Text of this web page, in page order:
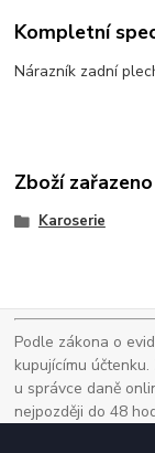
Kompletní
Nárazník zadní
Zboží
Karoserie
Podle zákona o
kupujícímu
u správce daně
nejpozději do 48